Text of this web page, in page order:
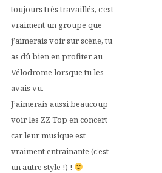
toujours très travaillés, c’est
vraiment un groupe que
j’aimerais voir sur scène, tu
as dû bien en profiter au
Vélodrome lorsque tu les
avais vu.
J’aimerais aussi beaucoup
voir les ZZ Top en concert
car leur musique est
vraiment entrainante (c’est
un autre style !) !